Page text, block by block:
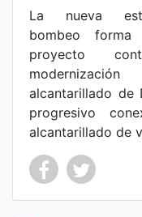
La nueva
bombeo
proyecto
alcantarillado de
progresivo
alcantarillado de
Co Co